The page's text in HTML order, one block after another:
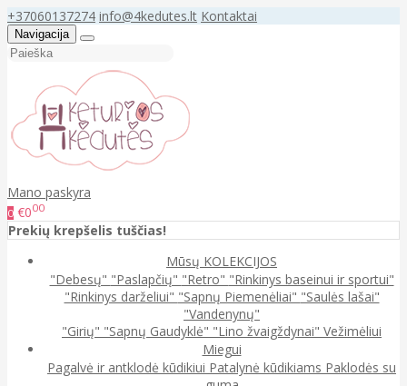
+37060137274 info@4kedutes.lt Kontaktai
Navigacija
Mano paskyra
0 €000
Prekių krepšelis tuščias!
Mūsų KOLEKCIJOS
"Debesų" "Paslapčių" "Retro" "Rinkinys baseinui ir sportui"
"Rinkinys darželiui" "Sapnų Piemenėliai" "Saulės lašai"
"Vandenynų"
"Girių" "Sapnų Gaudyklė" "Lino žvaigždynai" Vežimėliui
Miegui
Pagalvė ir antklodė kūdikiui Patalynė kūdikiams Paklodės su